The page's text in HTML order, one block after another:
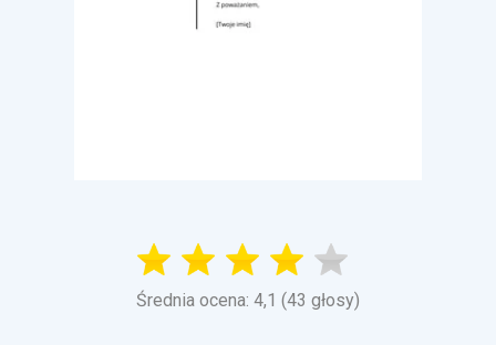
Średnia ocena: 4,1 (43 głosy)